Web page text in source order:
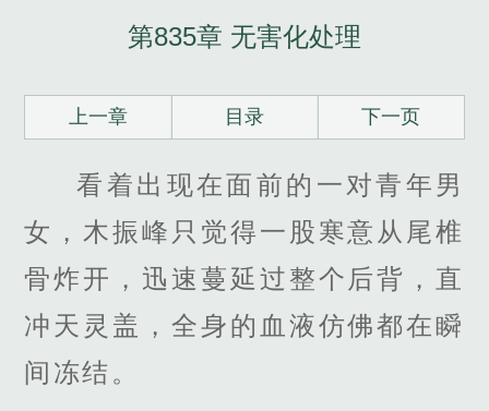
第835章 无害化处理
上一章 目录 下一页
看着出现在面前的一对青年男
女，木振峰只觉得一股寒意从尾椎
骨炸开，迅速蔓延过整个后背，直
冲天灵盖，全身的血液仿佛都在瞬
间冻结。